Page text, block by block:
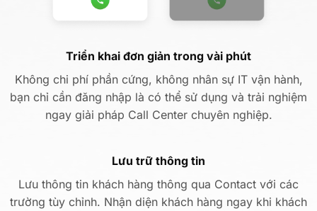
Triển khai đơn giản trong vài phút
Không chi phí phần cứng, không nhân sự IT vận hành,
bạn chỉ cần đăng nhập là có thể sử dụng và trải nghiệm
ngay giải pháp Call Center chuyên nghiệp.
Lưu trữ thông tin
Lưu thông tin khách hàng thông qua Contact với các
trường tùy chỉnh. Nhận diện khách hàng ngay khi khách